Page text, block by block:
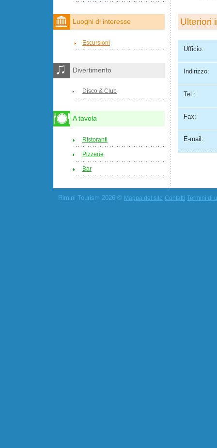
Ulteriori
Ufficio:
Indirizzo:
Tel.:
Fax:
E-mail:
Luoghi di interesse
Escursioni
Divertimento
Disco & Club
A tavola
Ristoranti
Pizzerie
Bar
Rimini Tourism 2026 © Mappa del sito Contatti Termini di